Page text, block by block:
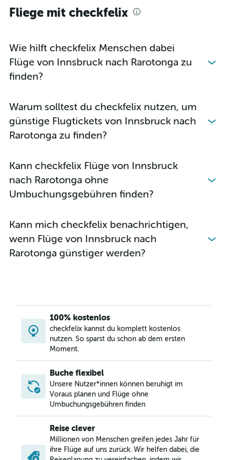
Fliege mit checkfelix
Wie hilft checkfelix Menschen dabei
Flüge von Innsbruck nach Rarotonga zu
finden?
Warum solltest du checkfelix nutzen, um
günstige Flugtickets von Innsbruck nach
Rarotonga zu finden?
Kann checkfelix Flüge von Innsbruck
nach Rarotonga ohne
Umbuchungsgebühren finden?
Kann mich checkfelix benachrichtigen,
wenn Flüge von Innsbruck nach
Rarotonga günstiger werden?
100% kostenlos
checkfelix kannst du komplett kostenlos
nutzen. So sparst du schon ab dem ersten
Moment.
Buche flexibel
Unsere Nutzer*innen können beruhigt im
Voraus planen und Flüge ohne
Umbuchungsgebühren finden
Reise clever
Millionen von Menschen greifen jedes Jahr für
ihre Flüge auf uns zurück. Wir helfen dabei, die